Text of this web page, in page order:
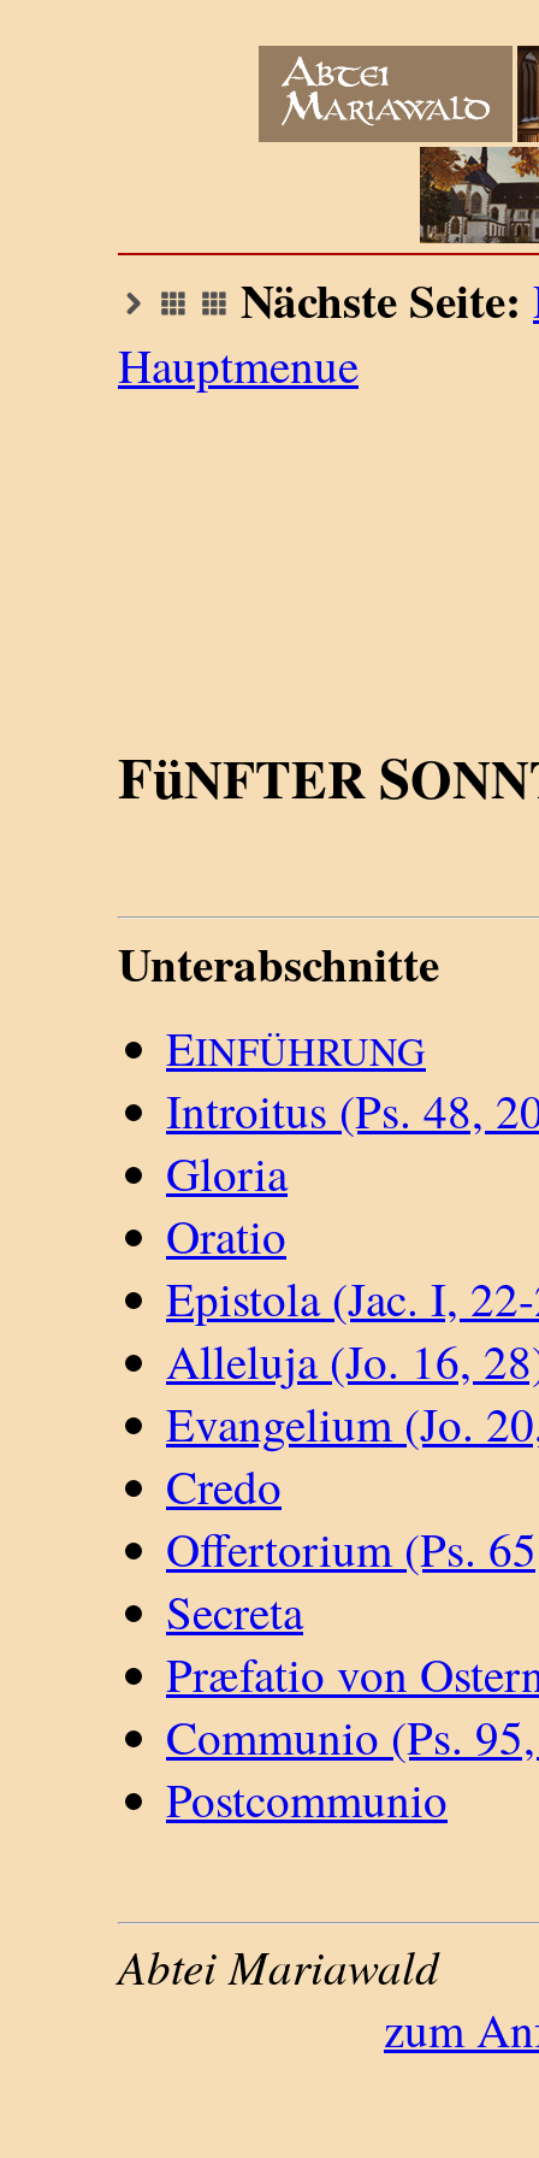
Nächste Seite:
Hauptmenue
FüNFTERS
Unterabschnitte
EINFÜHRUNG
Introitus (Ps. 48,
Gloria
Oratio
Epistola (Jac. I,
Alleluja (Jo. 16,
Evangelium (Jo.
Credo
Offertorium (Ps.
Secreta
Præfatio von
Communio (Ps.
Postcommunio
Abtei Mariawald
zum